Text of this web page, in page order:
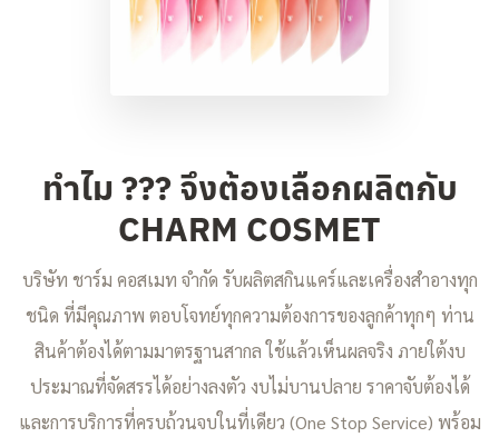
ทำไม ??? จึงต้องเลือกผลิตกับ
CHARM COSMET
บริษัท ชาร์ม คอสเมท จำกัด รับผลิตสกินแคร์และเครื่องสำอางทุก
ชนิด ที่มีคุณภาพ ตอบโจทย์ทุกความต้องการของลูกค้าทุกๆ ท่าน
สินค้าต้องได้ตามมาตรฐานสากล ใช้แล้วเห็นผลจริง ภายใต้งบ
ประมาณที่จัดสรรได้อย่างลงตัว งบไม่บานปลาย ราคาจับต้องได้
และการบริการที่ครบถ้วนจบในที่เดียว (One Stop Service) พร้อม